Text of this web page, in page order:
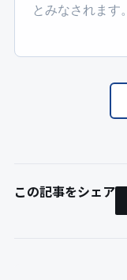
とみなされます。
この記事をシェア